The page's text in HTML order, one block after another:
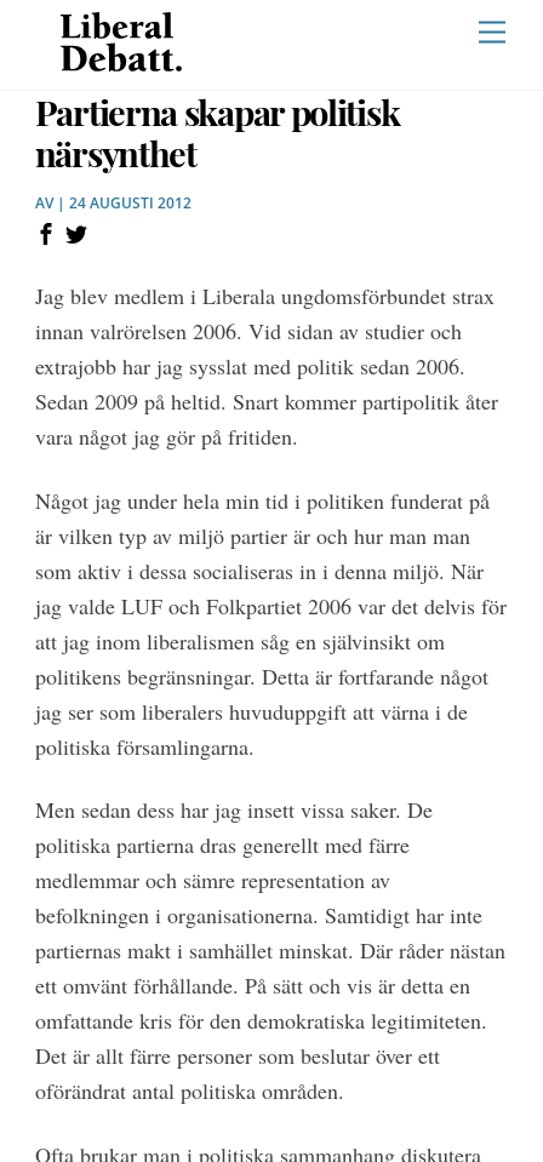
content
Partierna skapar politisk
närsynthet
AV | 24 AUGUSTI 2012
Jag blev medlem i Liberala ungdomsförbundet strax
innan valrörelsen 2006. Vid sidan av studier och
extrajobb har jag sysslat med politik sedan 2006.
Sedan 2009 på heltid. Snart kommer partipolitik åter
vara något jag gör på fritiden.
Något jag under hela min tid i politiken funderat på
är vilken typ av miljö partier är och hur man man
som aktiv i dessa socialiseras in i denna miljö. När
jag valde LUF och Folkpartiet 2006 var det delvis för
att jag inom liberalismen såg en självinsikt om
politikens begränsningar. Detta är fortfarande något
jag ser som liberalers huvuduppgift att värna i de
politiska församlingarna.
Men sedan dess har jag insett vissa saker. De
politiska partierna dras generellt med färre
medlemmar och sämre representation av
befolkningen i organisationerna. Samtidigt har inte
partiernas makt i samhället minskat. Där råder nästan
ett omvänt förhållande. På sätt och vis är detta en
omfattande kris för den demokratiska legitimiteten.
Det är allt färre personer som beslutar över ett
oförändrat antal politiska områden.
Ofta brukar man i politiska sammanhang diskutera